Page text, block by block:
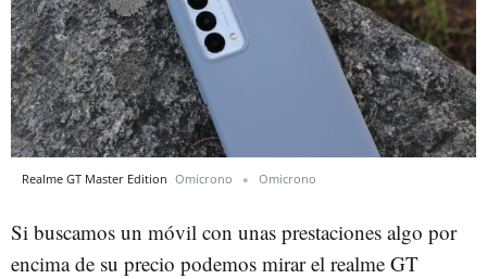
Realme GT Master Edition Omicrono Omicrono
Si buscamos un móvil con unas prestaciones algo por
encima de su precio podemos mirar el realme GT